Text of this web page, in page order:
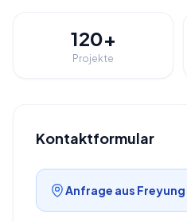
120+
Projekte
Kontaktformular
Anfrage aus Freyung